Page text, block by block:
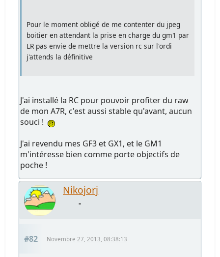
Pour le moment obligé de me contenter du jpeg
boitier en attendant la prise en charge du gm1 par
LR pas envie de mettre la version rc sur l'ordi
j'attends la définitive
J'ai installé la RC pour pouvoir profiter du raw
de mon A7R, c'est aussi stable qu'avant, aucun
souci !
J'ai revendu mes GF3 et GX1, et le GM1
m'intéresse bien comme porte objectifs de
poche !
Nikojorj
-
#82 Novembre 27, 2013, 08:38:13